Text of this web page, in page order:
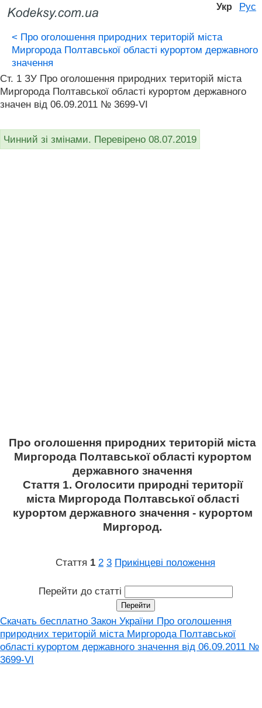
Укр Рус
< Про оголошення природних територій міста
Миргорода Полтавської області курортом державного
значення
Ст. 1 ЗУ Про оголошення природних територій міста
Миргорода Полтавської області курортом державного
значен від 06.09.2011 № 3699-VI
Чинний зі змінами. Перевірено 08.07.2019
Про оголошення природних територій міста
Миргорода Полтавської області курортом
державного значення
Стаття 1. Оголосити природні території
міста Миргорода Полтавської області
курортом державного значення - курортом
Миргород.
Стаття 1 2 3 Прикінцеві положення
Перейти до статті
Скачать бесплатно Закон України Про оголошення
природних територій міста Миргорода Полтавської
області курортом державного значення від 06.09.2011 №
3699-VI